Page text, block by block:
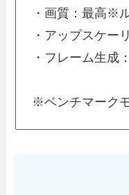
・画質：最高※
・アップスケー
・フレーム生成
※ベンチマーク